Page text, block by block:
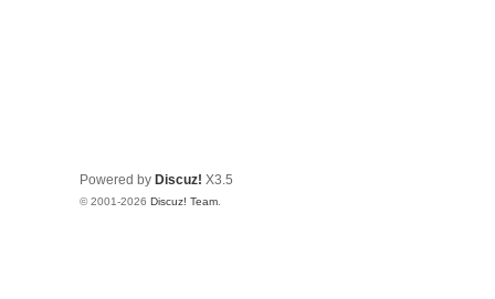
Powered by Discuz! X3.5
© 2001-2026 Discuz! Team